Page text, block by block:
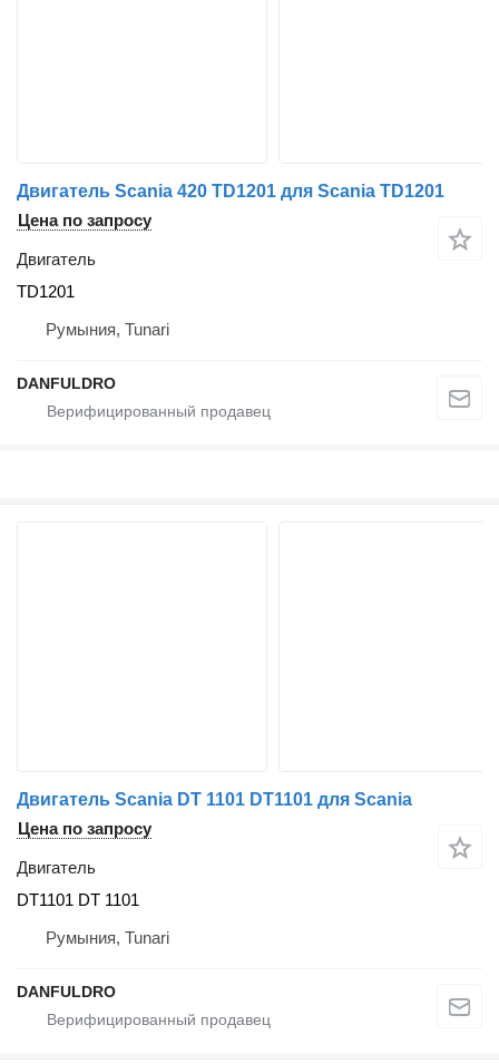
Двигатель Scania 420 TD1201 для Scania TD1201
Цена по запросу
Двигатель
TD1201
Румыния, Tunari
DANFULDRO
Двигатель Scania DT 1101 DT1101 для Scania
Цена по запросу
Двигатель
DT1101 DT 1101
Румыния, Tunari
DANFULDRO